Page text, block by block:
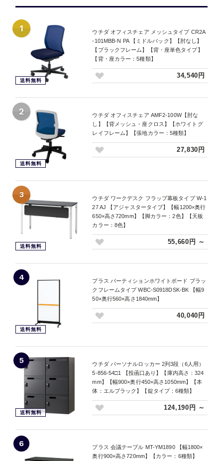
1
送料無料
ウチダ オフィスチェア メッシュタイプ CR2A
-101MBB-N PA 【ミドルバック】【肘なし】
【ブラックフレーム】【背・座単色タイプ】
【背・座カラー：5種類】
34,540円
2
送料無料
ウチダ オフィスチェア AMF2-100W【肘な
し】【背メッシュ・座クロス】【ホワイトグ
レイフレーム】【張地カラー：5種類】
27,830円
3
送料無料
ウチダ ワークデスク フラップ幕板タイプ W-1
27 AJ 【アジャスタータイプ】【幅1200×奥行
650×高さ720mm】【脚カラー：2色】【天板
カラー：8色】
55,660円 ～
4
送料無料
プラス パーティションホワイトボード ブラッ
クフレームタイプ WBC-S0918DSK-BK 【幅9
50×奥行560×高さ1840mm】
40,040円
5
送料無料
ウチダ パーソナルロッカー 2列3段（6人用）
5-856-54□1 【投函口あり】【庫内高さ：324
mm】【幅900×奥行450×高さ1050mm】【本
体：エルブラック】【錠タイプ：6種類】
124,190円 ～
6
プラス 会議テーブル MT-YM1890 【幅1800×
奥行900×高さ720mm】【カラー：6種類】